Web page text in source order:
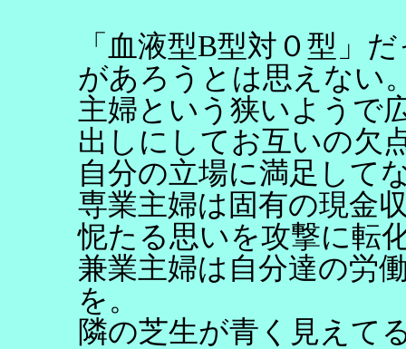
「血液型B型対０型」
があろうとは思えない
主婦という狭いようで
出しにしてお互いの欠
自分の立場に満足して
専業主婦は固有の現金
怩たる思いを攻撃に転
兼業主婦は自分達の労
を。
隣の芝生が青く見えて